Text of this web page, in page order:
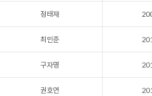
정태재
최민준
구자명
권호연